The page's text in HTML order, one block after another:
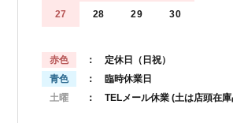
27 28 29 30
赤色
： 定休日（日祝）
青色
： 臨時休業日
土曜
： TELメール休業 (土は店頭在